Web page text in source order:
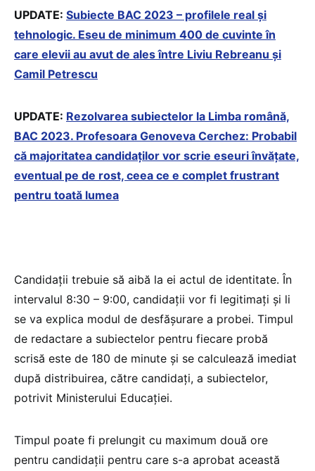
UPDATE: Subiecte BAC 2023 – profilele real și
tehnologic. Eseu de minimum 400 de cuvinte în
care elevii au avut de ales între Liviu Rebreanu și
Camil Petrescu
UPDATE: Rezolvarea subiectelor la Limba română,
BAC 2023. Profesoara Genoveva Cerchez: Probabil
că majoritatea candidaților vor scrie eseuri învățate,
eventual pe de rost, ceea ce e complet frustrant
pentru toată lumea
Candidații trebuie să aibă la ei actul de identitate. În
intervalul 8:30 – 9:00, candidaţii vor fi legitimaţi şi li
se va explica modul de desfăşurare a probei. Timpul
de redactare a subiectelor pentru fiecare probă
scrisă este de 180 de minute și se calculează imediat
după distribuirea, către candidați, a subiectelor,
potrivit Ministerului Educației.
Timpul poate fi prelungit cu maximum două ore
pentru candidaţii pentru care s-a aprobat această